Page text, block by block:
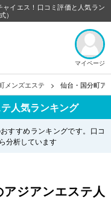
イエス！口コミ評価と人気ラン
）
マイページ
メンズエステ 仙台・国分町ア
人気ランキング
すすめランキングです。口コ
分析しています
ジアンエステ人